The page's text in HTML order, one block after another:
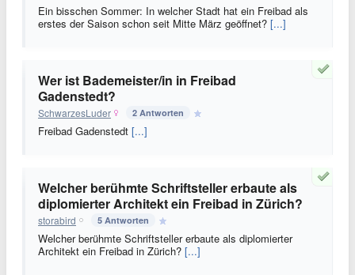
Ein bisschen Sommer: In welcher Stadt hat ein Freibad als
erstes der Saison schon seit Mitte März geöffnet? [...]
Wer ist Bademeister/in in Freibad
Gadenstedt?
SchwarzesLuder 2 Antworten
Freibad Gadenstedt [...]
Welcher berühmte Schriftsteller erbaute als
diplomierter Architekt ein Freibad in Zürich?
storabird 5 Antworten
Welcher berühmte Schriftsteller erbaute als diplomierter
Architekt ein Freibad in Zürich? [...]